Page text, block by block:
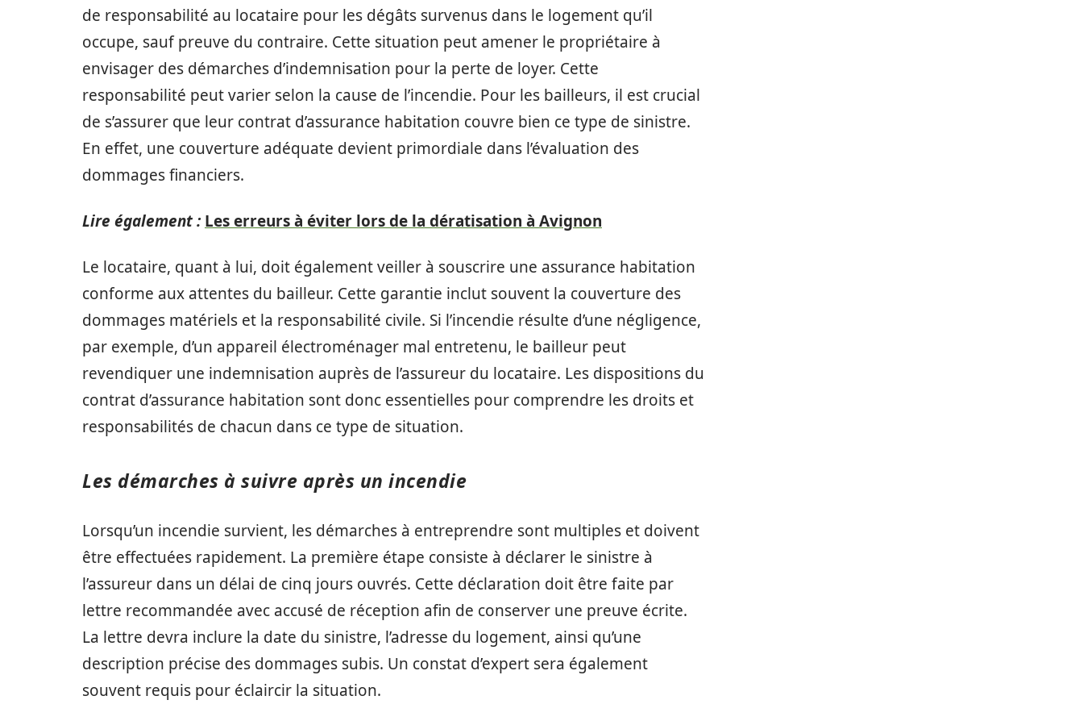
de responsabilité au locataire pour les dégâts survenus dans le logement qu’il
occupe, sauf preuve du contraire. Cette situation peut amener le propriétaire à
envisager des démarches d’indemnisation pour la perte de loyer. Cette
responsabilité peut varier selon la cause de l’incendie. Pour les bailleurs, il est crucial
de s’assurer que leur contrat d’assurance habitation couvre bien ce type de sinistre.
En effet, une couverture adéquate devient primordiale dans l’évaluation des
dommages financiers.
Lire également : Les erreurs à éviter lors de la dératisation à Avignon
Le locataire, quant à lui, doit également veiller à souscrire une assurance habitation
conforme aux attentes du bailleur. Cette garantie inclut souvent la couverture des
dommages matériels et la responsabilité civile. Si l’incendie résulte d’une négligence,
par exemple, d’un appareil électroménager mal entretenu, le bailleur peut
revendiquer une indemnisation auprès de l’assureur du locataire. Les dispositions du
contrat d’assurance habitation sont donc essentielles pour comprendre les droits et
responsabilités de chacun dans ce type de situation.
Les démarches à suivre après un incendie
Lorsqu’un incendie survient, les démarches à entreprendre sont multiples et doivent
être effectuées rapidement. La première étape consiste à déclarer le sinistre à
l’assureur dans un délai de cinq jours ouvrés. Cette déclaration doit être faite par
lettre recommandée avec accusé de réception afin de conserver une preuve écrite.
La lettre devra inclure la date du sinistre, l’adresse du logement, ainsi qu’une
description précise des dommages subis. Un constat d’expert sera également
souvent requis pour éclaircir la situation.